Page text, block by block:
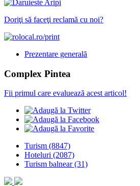
Doriţi să faceţi reclamă cu noi?
Prezentare generală
Complex Pintea
Fii primul care evaluează acest articol!
Turism (8847)
Hoteluri (2087)
Turism balnear(31)